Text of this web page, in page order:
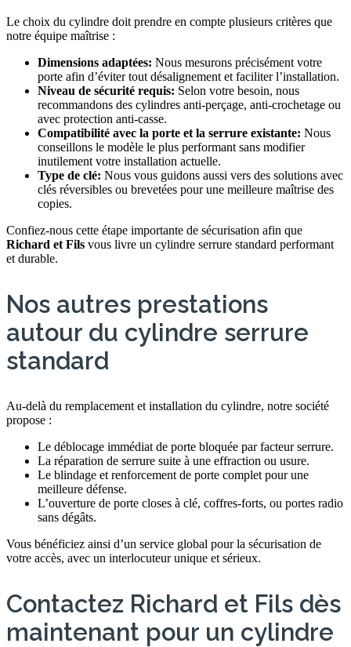
Le choix du cylindre doit prendre en compte plusieurs critères que
notre équipe maîtrise :
Dimensions adaptées: Nous mesurons précisément votre
porte afin d’éviter tout désalignement et faciliter l’installation.
Niveau de sécurité requis: Selon votre besoin, nous
recommandons des cylindres anti-perçage, anti-crochetage ou
avec protection anti-casse.
Compatibilité avec la porte et la serrure existante: Nous
conseillons le modèle le plus performant sans modifier
inutilement votre installation actuelle.
Type de clé: Nous vous guidons aussi vers des solutions avec
clés réversibles ou brevetées pour une meilleure maîtrise des
copies.
Confiez-nous cette étape importante de sécurisation afin que
Richard et Fils vous livre un cylindre serrure standard performant
et durable.
Nos autres prestations
autour du cylindre serrure
standard
Au-delà du remplacement et installation du cylindre, notre société
propose :
Le déblocage immédiat de porte bloquée par facteur serrure.
La réparation de serrure suite à une effraction ou usure.
Le blindage et renforcement de porte complet pour une
meilleure défense.
L’ouverture de porte closes à clé, coffres-forts, ou portes radio
sans dégâts.
Vous bénéficiez ainsi d’un service global pour la sécurisation de
votre accès, avec un interlocuteur unique et sérieux.
Contactez Richard et Fils dès
maintenant pour un cylindre